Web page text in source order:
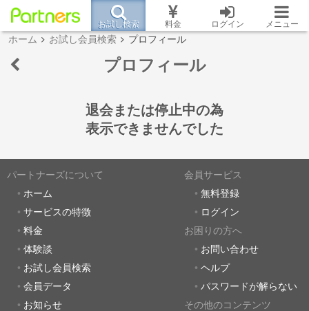
お試し検索 料金 ログイン メニュー
ホーム お試し会員検索 プロフィール
プロフィール
退会または停止中の為
表示できませんでした
パートナーズについて
ホーム
サービスの特徴
料金
体験談
お試し会員検索
会員データ
お知らせ
会員サービス
無料登録
ログイン
お困りの方へ
お問い合わせ
ヘルプ
パスワードが解らない
その他のコンテンツ